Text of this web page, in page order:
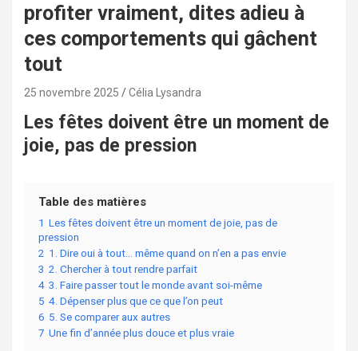
profiter vraiment, dites adieu à
ces comportements qui gâchent
tout
25 novembre 2025 Célia Lysandra
Les fêtes doivent être un moment de
joie, pas de pression
Table des matières
1 Les fêtes doivent être un moment de joie, pas de
pression
2 1. Dire oui à tout… même quand on n’en a pas envie
3 2. Chercher à tout rendre parfait
4 3. Faire passer tout le monde avant soi-même
5 4. Dépenser plus que ce que l’on peut
6 5. Se comparer aux autres
7 Une fin d’année plus douce et plus vraie